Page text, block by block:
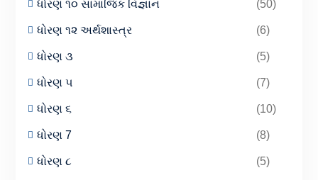
ધોરણ ૧૦ સામાજિક વિજ્ઞાન (50)
ધોરણ ૧૨ અર્થશાસ્ત્ર (6)
ધોરણ ૩ (5)
ધોરણ ૫ (7)
ધોરણ ૬ (10)
ધોરણ 7 (8)
ધોરણ ૮ (5)